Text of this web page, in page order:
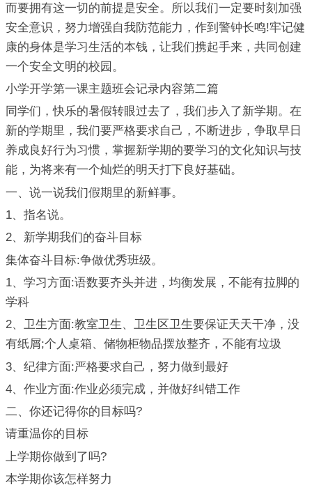
而要拥有这一切的前提是安全。所以我们一定要时刻加强
安全意识，努力增强自我防范能力，作到警钟长鸣!牢记健
康的身体是学习生活的本钱，让我们携起手来，共同创建
一个安全文明的校园。
小学开学第一课主题班会记录内容第二篇
同学们，快乐的暑假转眼过去了，我们步入了新学期。在
新的学期里，我们要严格要求自己，不断进步，争取早日
养成良好行为习惯，掌握新学期的要学习的文化知识与技
能，为将来有一个灿烂的明天打下良好基础。
一、说一说我们假期里的新鲜事。
1、指名说。
2、新学期我们的奋斗目标
集体奋斗目标:争做优秀班级。
1、学习方面:语数要齐头并进，均衡发展，不能有拉脚的
学科
2、卫生方面:教室卫生、卫生区卫生要保证天天干净，没
有纸屑;个人桌箱、储物柜物品摆放整齐，不能有垃圾
3、纪律方面:严格要求自己，努力做到最好
4、作业方面:作业必须完成，并做好纠错工作
二、你还记得你的目标吗?
请重温你的目标
上学期你做到了吗?
本学期你该怎样努力